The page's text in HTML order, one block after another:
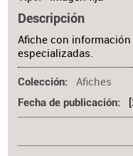
Descripción
Afiche con
especializadas.
Colección Afiches
Fecha de publicación